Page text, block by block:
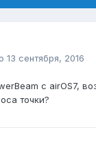
13 сентября, 2016
с airOS7,
точки?